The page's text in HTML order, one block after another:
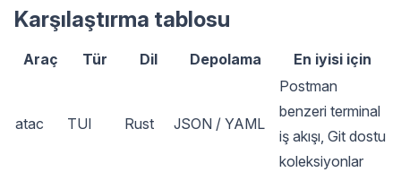
Karşılaştırma tablosu
Araç Tür Dil Depolama En iyisi için
atac TUI Rust JSON / YAML
Postman
benzeri terminal
iş akışı, Git dostu
koleksiyonlar